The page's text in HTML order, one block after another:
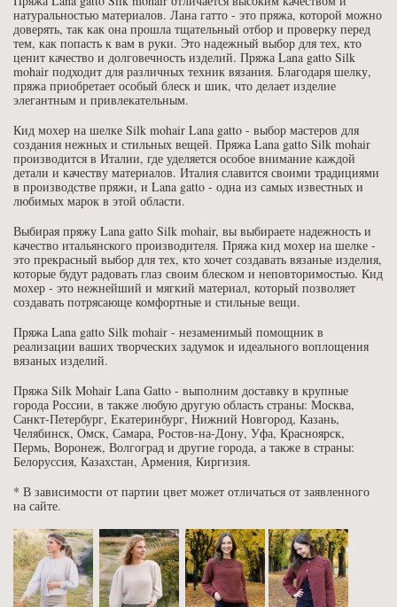
натуральностью материалов. Лана гатто - это пряжа, которой можно
доверять, так как она прошла тщательный отбор и проверку перед
тем, как попасть к вам в руки. Это надежный выбор для тех, кто
ценит качество и долговечность изделий. Пряжа Lana gatto Silk
mohair подходит для различных техник вязания. Благодаря шелку,
пряжа приобретает особый блеск и шик, что делает изделие
элегантным и привлекательным.
Кид мохер на шелке Silk mohair Lana gatto - выбор мастеров для
создания нежных и стильных вещей. Пряжа Lana gatto Silk mohair
производится в Италии, где уделяется особое внимание каждой
детали и качеству материалов. Италия славится своими традициями
в производстве пряжи, и Lana gatto - одна из самых известных и
любимых марок в этой области.
Выбирая пряжу Lana gatto Silk mohair, вы выбираете надежность и
качество итальянского производителя. Пряжа кид мохер на шелке -
это прекрасный выбор для тех, кто хочет создавать вязаные изделия,
которые будут радовать глаз своим блеском и неповторимостью. Кид
мохер - это нежнейший и мягкий материал, который позволяет
создавать потрясающе комфортные и стильные вещи.
Пряжа Lana gatto Silk mohair - незаменимый помощник в
реализации ваших творческих задумок и идеального воплощения
вязаных изделий.
Пряжа Silk Mohair Lana Gatto - выполним доставку в крупные
города России, в также любую другую область страны: Москва,
Санкт-Петербург, Екатеринбург, Нижний Новгород, Казань,
Челябинск, Омск, Самара, Ростов-на-Дону, Уфа, Красноярск,
Пермь, Воронеж, Волгоград и другие города, а также в страны:
Белоруссия, Казахстан, Армения, Киргизия.
* В зависимости от партии цвет может отличаться от заявленного
на сайте.